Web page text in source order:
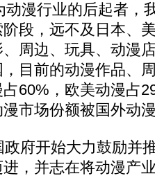
漫行业的后起者，
段，远不及日本、
周边、玩具、动漫
目前的动漫作品、
60%，欧美动漫占
市场份额被国外动
开始大力鼓励并
，并志在将动漫产